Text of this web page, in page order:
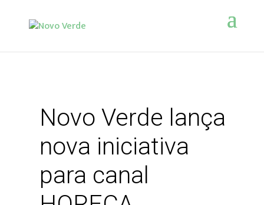
Novo Verde lança
nova iniciativa
para canal